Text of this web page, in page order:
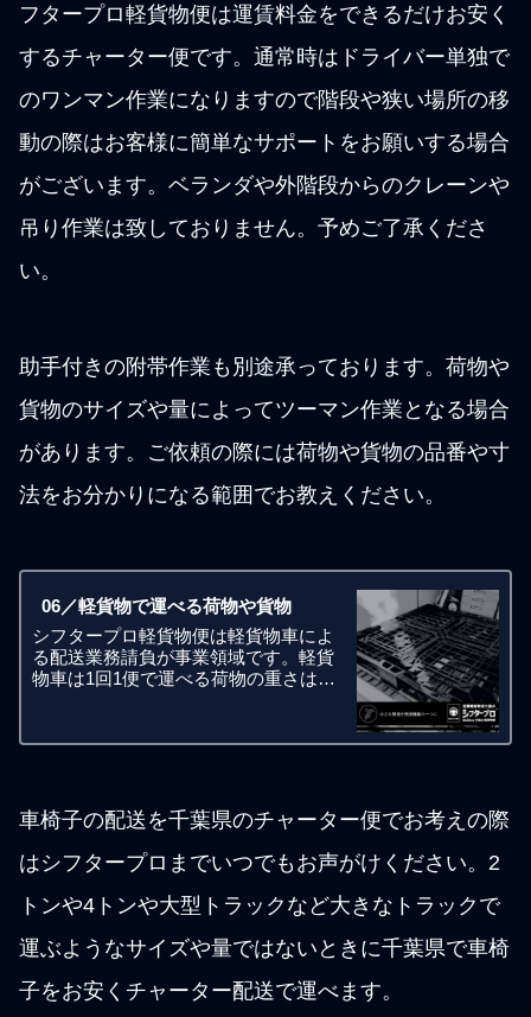
フタープロ軽貨物便は運賃料金をできるだけお安く
するチャーター便です。通常時はドライバー単独で
のワンマン作業になりますので階段や狭い場所の移
動の際はお客様に簡単なサポートをお願いする場合
がございます。ベランダや外階段からのクレーンや
吊り作業は致しておりません。予めご了承くださ
い。
助手付きの附帯作業も別途承っております。荷物や
貨物のサイズや量によってツーマン作業となる場合
があります。ご依頼の際には荷物や貨物の品番や寸
法をお分かりになる範囲でお教えください。
06／軽貨物で運べる荷物や貨物
シフタープロ軽貨物便は軽貨物車によ
る配送業務請負が事業領域です。軽貨
物車は1回1便で運べる荷物の重さは合
ロや30キロといった制限はありませ
車椅子の配送を千葉県のチャーター便でお考えの際
はシフタープロまでいつでもお声がけください。2
トンや4トンや大型トラックなど大きなトラックで
運ぶようなサイズや量ではないときに千葉県で車椅
子をお安くチャーター配送で運べます。